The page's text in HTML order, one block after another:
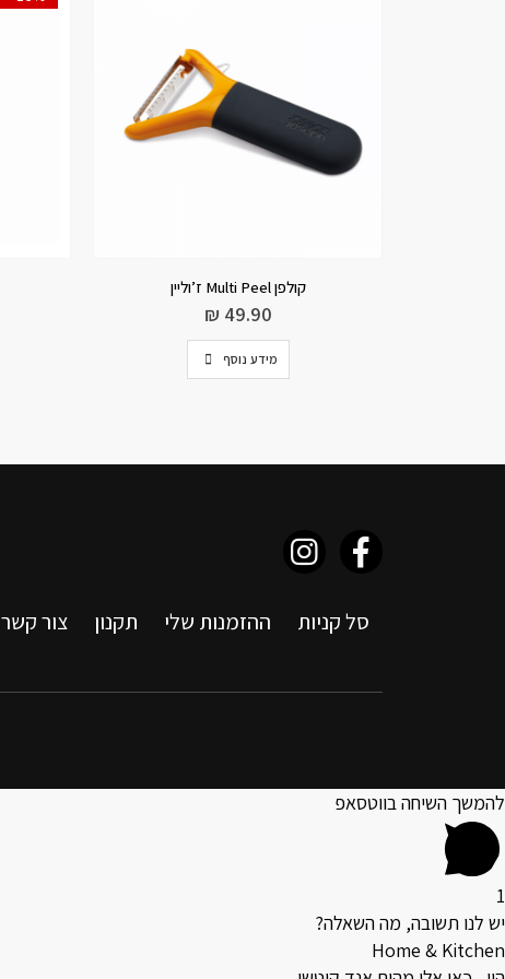
קולפן Multi Peel ז’וליין
₪ 49.90
מידע נוסף
סל קניות ההזמנות שלי תקנון צור קשר
להמשך השיחה בווטסאפ
1
יש לנו תשובה, מה השאלה?
Home & Kitchen